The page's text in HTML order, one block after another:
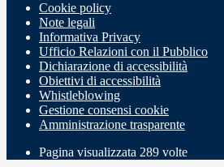
Cookie policy
Note legali
Informativa Privacy
Ufficio Relazioni con il Pubblico
Dichiarazione di accessibilità
Obiettivi di accessibilità
Whistleblowing
Gestione consensi cookie
Amministrazione trasparente
Pagina visualizzata 289 volte